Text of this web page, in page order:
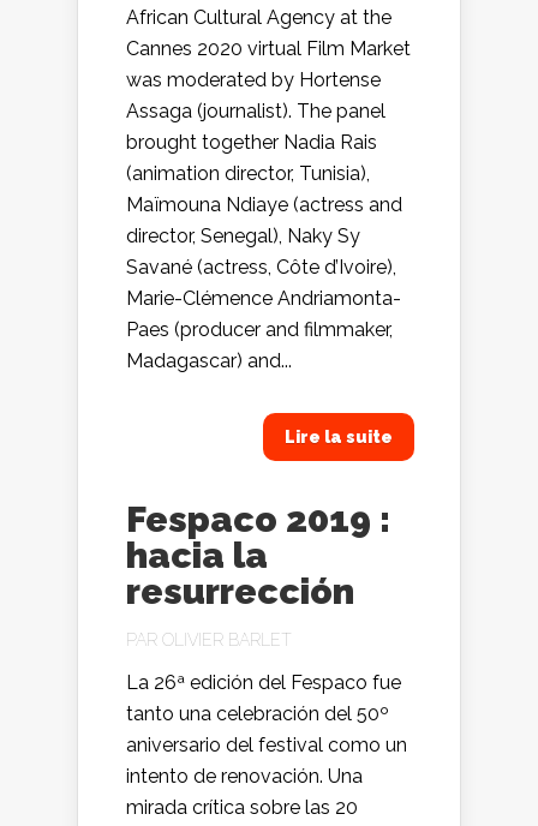
African Cultural Agency at the
Cannes 2020 virtual Film Market
was moderated by Hortense
Assaga (journalist). The panel
brought together Nadia Rais
(animation director, Tunisia),
Maïmouna Ndiaye (actress and
director, Senegal), Naky Sy
Savané (actress, Côte d’Ivoire),
Marie-Clémence Andriamonta-
Paes (producer and filmmaker,
Madagascar) and...
Lire la suite
Fespaco 2019 :
hacia la
resurrección
PAR OLIVIER BARLET
La 26ª edición del Fespaco fue
tanto una celebración del 50º
aniversario del festival como un
intento de renovación. Una
mirada crítica sobre las 20